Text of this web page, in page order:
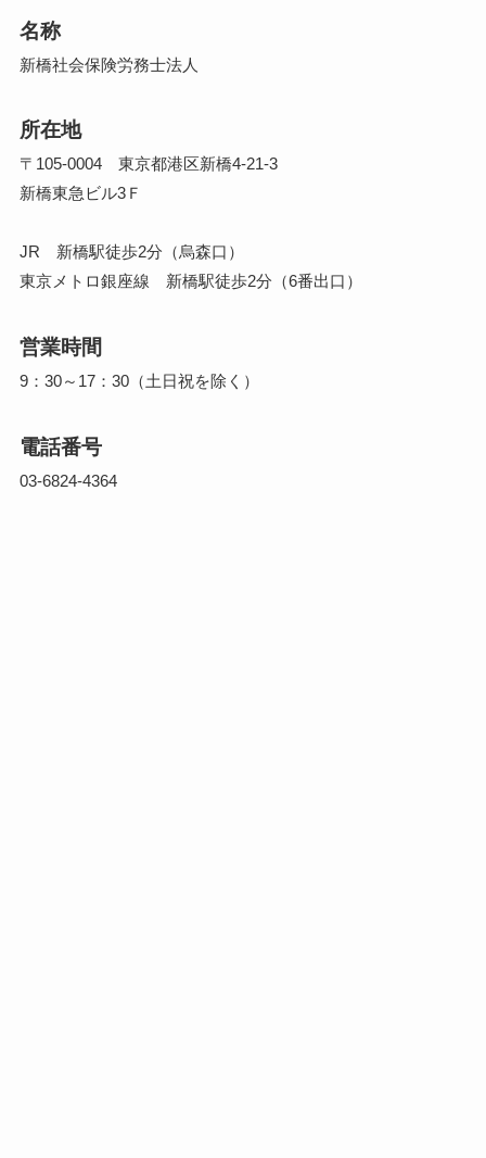
名称
新橋社会保険労務士法人
所在地
〒105-0004 東京都港区新橋4-21-3
新橋東急ビル3Ｆ
JR 新橋駅徒歩2分（烏森口）
東京メトロ銀座線 新橋駅徒歩2分（6番出口）
営業時間
9：30～17：30（土日祝を除く）
電話番号
03-6824-4364